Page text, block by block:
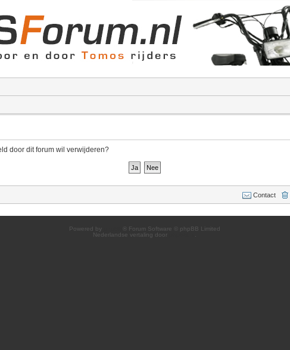
door dit forum wil verwijderen?
Contact
Powered by
® Forum Software © phpBB Limited
Nederlandse vertaling door